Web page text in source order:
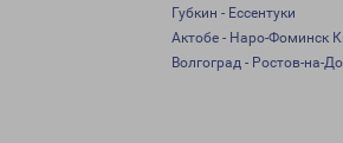
Губкин - Ессентуки
Актобе - Наро-Фоминск
Волгоград - Ростов-на-